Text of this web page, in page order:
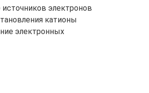
электронов
катионы
электронных